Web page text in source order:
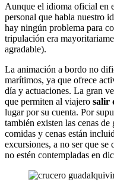
Aunque el idioma oficial en
personal que habla nuestro
hay ningún problema para
tripulación era
agradable).
La animación a bordo no
marítimos, ya que ofrece
día y actuaciones. La gran
que permiten al viajero salir
lugar por su cuenta. Por
también existen las cenas
comidas y cenas están
excursiones, a no ser que se
no estén contempladas en